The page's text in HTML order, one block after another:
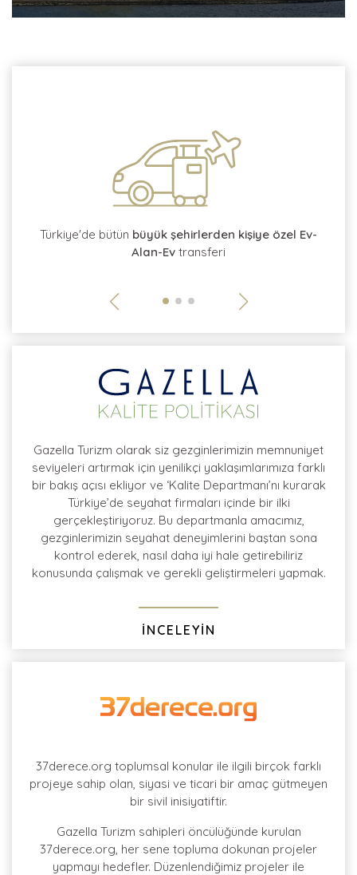
Türkiye'de bütün büyük şehirlerden kişiye özel Ev-
Alan-Ev transferi
Gazella Turizm olarak siz gezginlerimizin memnuniyet
seviyeleri artırmak için yenilikçi yaklaşımlarımıza farklı
bir bakış açısı ekliyor ve ‘Kalite Departmanı’nı kurarak
Türkiye’de seyahat firmaları içinde bir ilki
gerçekleştiriyoruz. Bu departmanla amacımız,
gezginlerimizin seyahat deneyimlerini baştan sona
kontrol ederek, nasıl daha iyi hale getirebiliriz
konusunda çalışmak ve gerekli geliştirmeleri yapmak.
İNCELEYİN
37derece.org toplumsal konular ile ilgili birçok farklı
projeye sahip olan, siyasi ve ticari bir amaç gütmeyen
bir sivil inisiyatiftir.
Gazella Turizm sahipleri öncülüğünde kurulan
37derece.org, her sene topluma dokunan projeler
yapmayı hedefler. Düzenlendiğimiz projeler ile